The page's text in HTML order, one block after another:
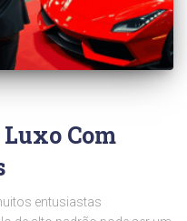
Luxo Com
entusiastas